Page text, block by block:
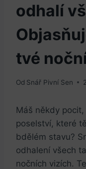
odhalí
tvé
Od Snář Pivní Sen
Máš někdy
poselství, které
bdělém stavu?
odhalení všech
nočních vizích.